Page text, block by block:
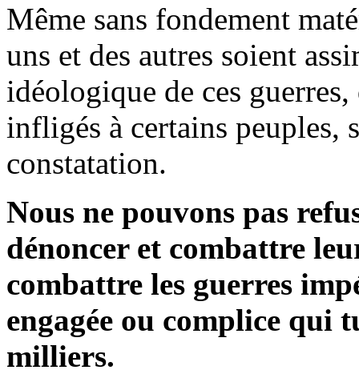
Même sans fondement
uns et des autres soient
idéologique de ces
infligés à certains peuples,
constatation.
Nous ne pouvons pas
dénoncer et combattre
combattre les guerres
engagée ou complice qui
milliers.